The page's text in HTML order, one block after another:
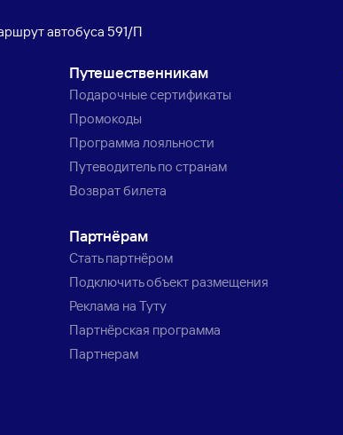
автобуса 591/П
Путешественникам
Подарочные сертификаты
Промокоды
Программа лояльности
Путеводитель по странам
Возврат билета
Партнёрам
Стать партнёром
Подключить объект размещения
Реклама на Туту
Партнёрская программа
Партнерам